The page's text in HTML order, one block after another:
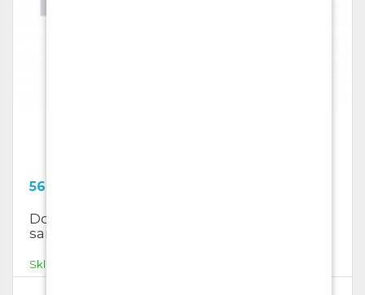
Skladem
566.28
Dopisní obálky DL s oknem, bílé,
samolepící